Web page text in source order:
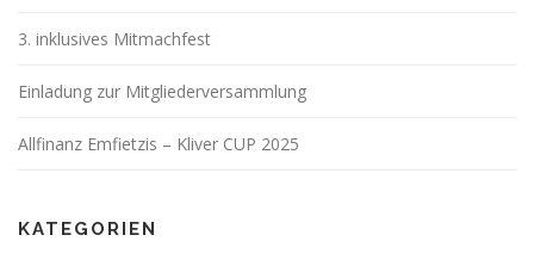
3. inklusives Mitmachfest
Einladung zur Mitgliederversammlung
Allfinanz Emfietzis – Kliver CUP 2025
KATEGORIEN